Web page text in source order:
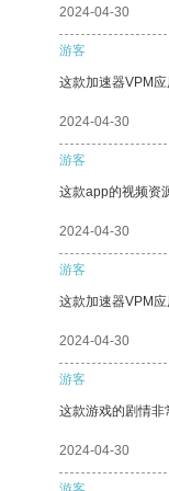
2024-04-30
游客
这款加速器VPM
2024-04-30
游客
这款app的视频资
2024-04-30
游客
这款加速器VPM
2024-04-30
游客
这款游戏的剧情非
2024-04-30